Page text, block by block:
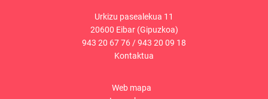
Urkizu pasealekua 11
20600 Eibar (Gipuzkoa)
943 20 67 76 /943 20 09 18
Kontaktua
Web mapa